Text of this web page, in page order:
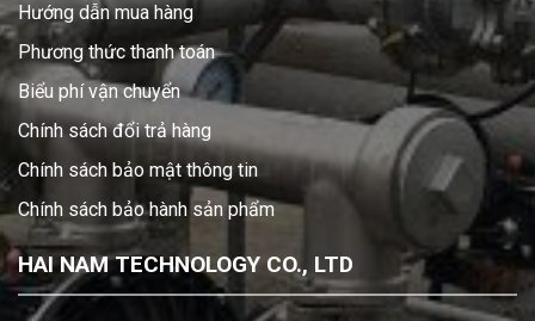
Hướng dẫn mua hàng
Phương thức thanh toán
Biểu phí vận chuyển
Chính sách đổi trả hàng
Chính sách bảo mật thông tin
Chính sách bảo hành sản phẩm
HAI NAM TECHNOLOGY CO., LTD